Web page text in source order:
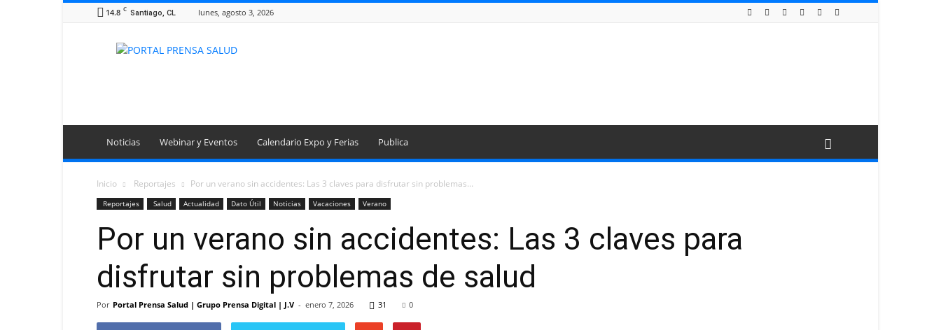
14.8 C Santiago, CL lunes, agosto 3, 2026
Portal
Noticias Webinar y Eventos Calendario Expo y Ferias Publica
Inicio Reportajes Por un verano sin accidentes: Las 3 claves para disfrutar sin problemas...
Reportajes Salud Actualidad Dato Útil Noticias Vacaciones Verano
Por un verano sin accidentes: Las 3 claves para
disfrutar sin problemas de salud
Por Portal Prensa Salud | Grupo Prensa Digital | J.V - enero 7, 2026 31 0